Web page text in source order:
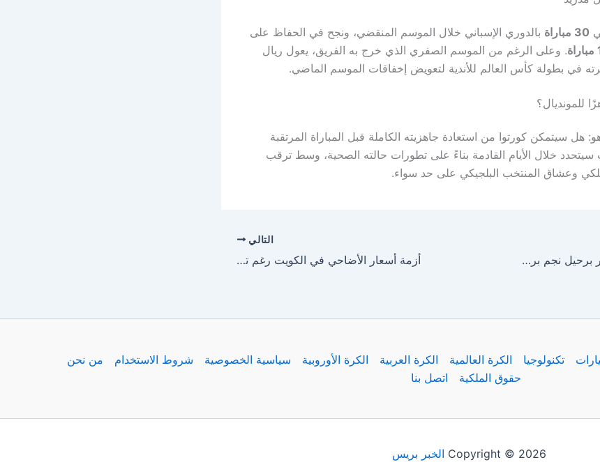
30 مباراة
بالدوري الإسباني خلال الموسم المنقضي، ونجح في الحفاظ على
. وعلى الرغم من الموسم الصفري الذي خرج به الفريق، يعول ريال
في بطولة كأس العالم للأندية لتعويض إخفاقات الموسم الماضي.
للمونديال؟
هل سيتمكن كورتوا من استعادة جاهزيته الكاملة قبل المباراة المرتقبة
سيتحدد خلال الأيام القادمة بناءً على تطورات حالته الصحية، وسط ترقب
وعشاق المنتخب البلجيكي على حد سواء.
قرار صادم .. فليك يأمر برحيل نجم برشلونة
التالي
أزمة أسعار الأضاحي في الكويت رغم توافرها من 4 دول مختلفة
تكنولوجيا الكرة العالمية الكرة العربية الكرة الأوروبية سياسية الخصوصية شروط الاستخدام
من نحن
حقوق الملكية
اتصل بنا
Copyright © 2026 الخبر بريس